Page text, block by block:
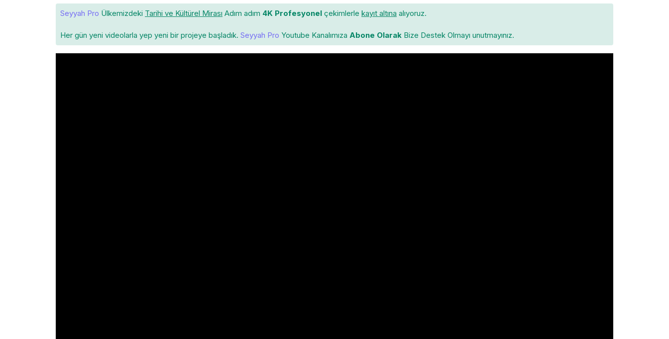
Seyyah Pro Ülkemizdeki Tarihi ve Kültürel Mirası Adım adım 4K Profesyonel çekimlerle kayıt altına alıyoruz.
Her gün yeni videolarla yep yeni bir projeye başladık. Seyyah Pro Youtube Kanalımıza Abone Olarak Bize Destek Olmayı unutmayınız.